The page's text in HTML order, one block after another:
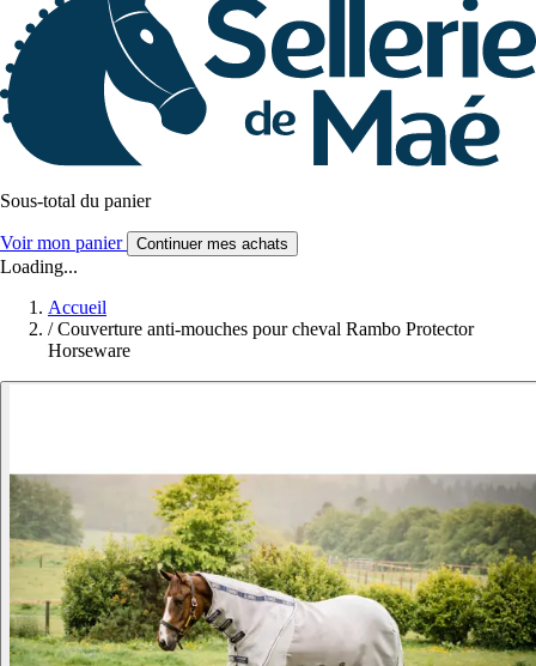
Sous-total du panier
Voir mon panier Continuer mes achats
Loading...
Accueil
/ Couverture anti-mouches pour cheval Rambo Protector
Horseware